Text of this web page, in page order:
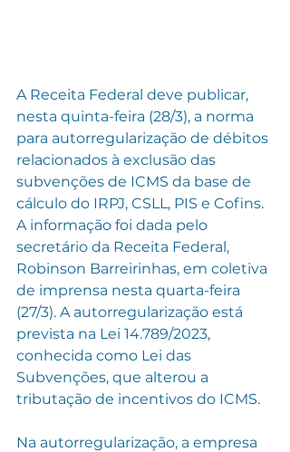
A Receita Federal deve publicar,
nesta quinta-feira (28/3), a norma
para autorregularização de débitos
relacionados à exclusão das
subvenções de ICMS da base de
cálculo do IRPJ, CSLL, PIS e Cofins.
A informação foi dada pelo
secretário da Receita Federal,
Robinson Barreirinhas, em coletiva
de imprensa nesta quarta-feira
(27/3). A autorregularização está
prevista na Lei 14.789/2023,
conhecida como Lei das
Subvenções, que alterou a
tributação de incentivos do ICMS.
Na autorregularização, a empresa